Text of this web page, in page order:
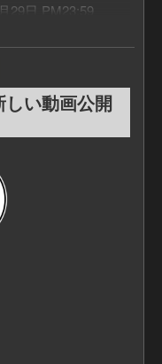
29日 PM23:59
。
生」の保江さんのお
質問いただける時間
て、なかなかござい
んにぶつけてみま
しい動画公開